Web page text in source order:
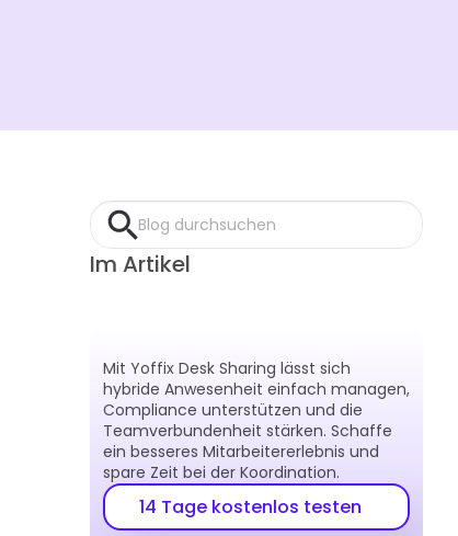
Blog durchsuchen
Im Artikel
Mit Yoffix Desk Sharing lässt sich
hybride Anwesenheit einfach managen,
Compliance unterstützen und die
Teamverbundenheit stärken. Schaffe
ein besseres Mitarbeitererlebnis und
spare Zeit bei der Koordination.
14 Tage kostenlos testen